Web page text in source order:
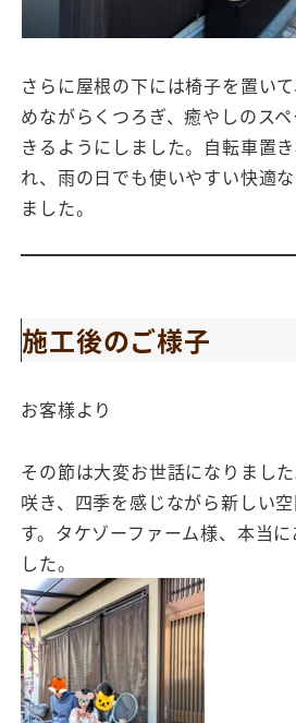
さらに屋根の下には椅子を置い
めながらくつろぎ、癒やしのス
きるようにしました。自転車置
れ、雨の日でも使いやすい快適
ました。
施工後のご様子
お客様より
その節は大変お世話になりまし
咲き、四季を感じながら新しい
す。タケゾーファーム様、本当
した。